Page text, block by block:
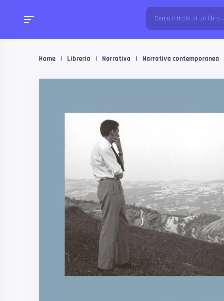
Home | Libreria | Narrativa | Narrativa contemporanea